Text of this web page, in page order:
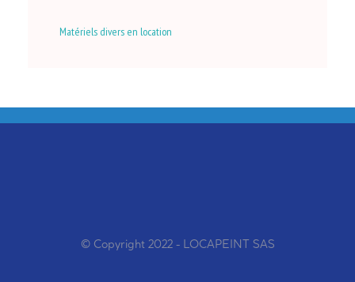
Matériels divers en location
© Copyright 2022 - LOCAPEINT SAS